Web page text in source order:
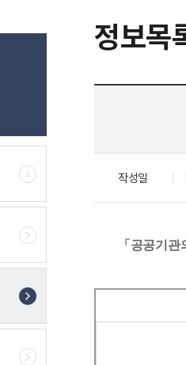
정보목
작성일
「공공기